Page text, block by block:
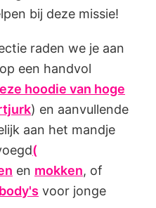
bij deze missie!
raden we je aan
een handvol
hoodie van hoge
) en aanvullende
aan het mandje
(
en mokken, of
voor jonge